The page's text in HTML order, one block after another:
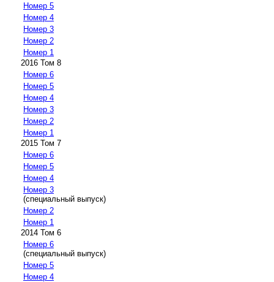
Номер 5
Номер 4
Номер 3
Номер 2
Номер 1
2016 Том 8
Номер 6
Номер 5
Номер 4
Номер 3
Номер 2
Номер 1
2015 Том 7
Номер 6
Номер 5
Номер 4
Номер 3
(специальный выпуск)
Номер 2
Номер 1
2014 Том 6
Номер 6
(специальный выпуск)
Номер 5
Номер 4